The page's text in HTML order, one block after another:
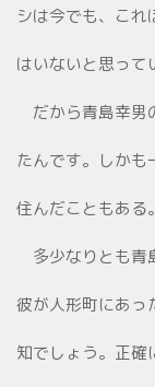
シは今でも、こ
はいないと思って
だから青島幸男
たんです。しか
住んだこともある
多少なりとも青
彼が人形町にあっ
知でしょう。正確